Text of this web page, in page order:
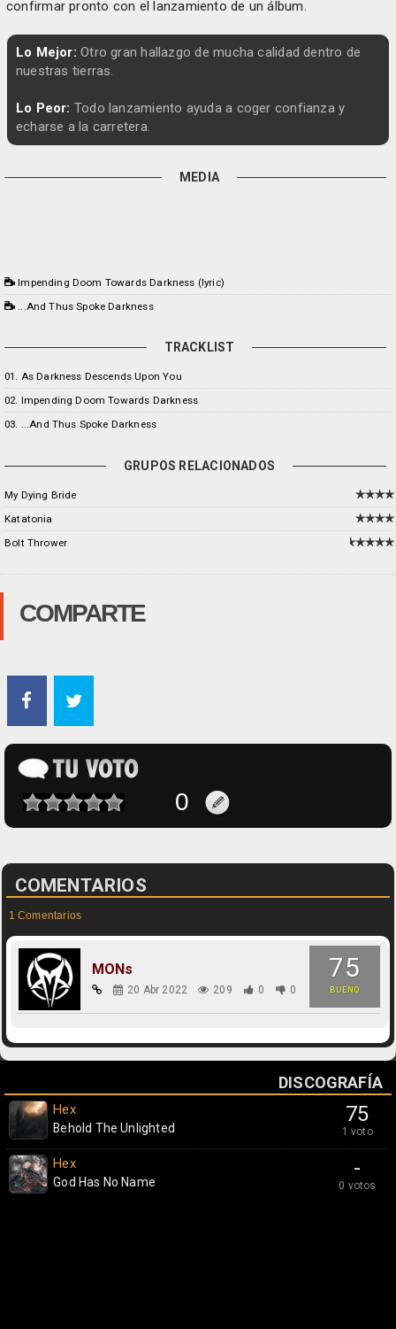
confirmar pronto con el lanzamiento de un álbum.
Lo Mejor: Otro gran hallazgo de mucha calidad dentro de
nuestras tierras.
Lo Peor: Todo lanzamiento ayuda a coger confianza y
echarse a la carretera.
MEDIA
Impending Doom Towards Darkness (lyric)
...And Thus Spoke Darkness
TRACKLIST
01. As Darkness Descends Upon You
02. Impending Doom Towards Darkness
03. ...And Thus Spoke Darkness
GRUPOS RELACIONADOS
My Dying Bride
Katatonia
Bolt Thrower
COMPARTE
COMENTARIOS
1 Comentarios
75
BUENO
MONs
20 Abr 2022 209 0 0
DISCOGRAFÍA
75
1 voto
Hex
Behold The Unlighted
-
0 votos
Hex
God Has No Name